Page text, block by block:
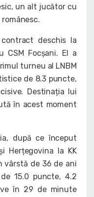
un alt jucător cu
deschis la
CSM Focșani. El a
turneu al LNBM
de 8.3 puncte,
Destinația lui
în acest moment
după ce început
Herțegovina la KK
vârstă de 36 de ani
15.0 puncte, 4.2
în 29 de minute